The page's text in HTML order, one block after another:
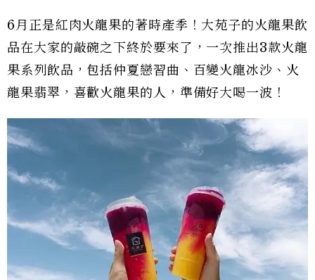
6月正是紅肉火龍果的著時產季！大苑子的火龍果飲
品在大家的敲碗之下終於要來了，一次推出3款火龍
果系列飲品，包括仲夏戀習曲、百變火龍冰沙、火
龍果翡翠，喜歡火龍果的人，準備好大喝一波！